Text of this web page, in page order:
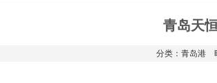
青岛天
分类：青岛港